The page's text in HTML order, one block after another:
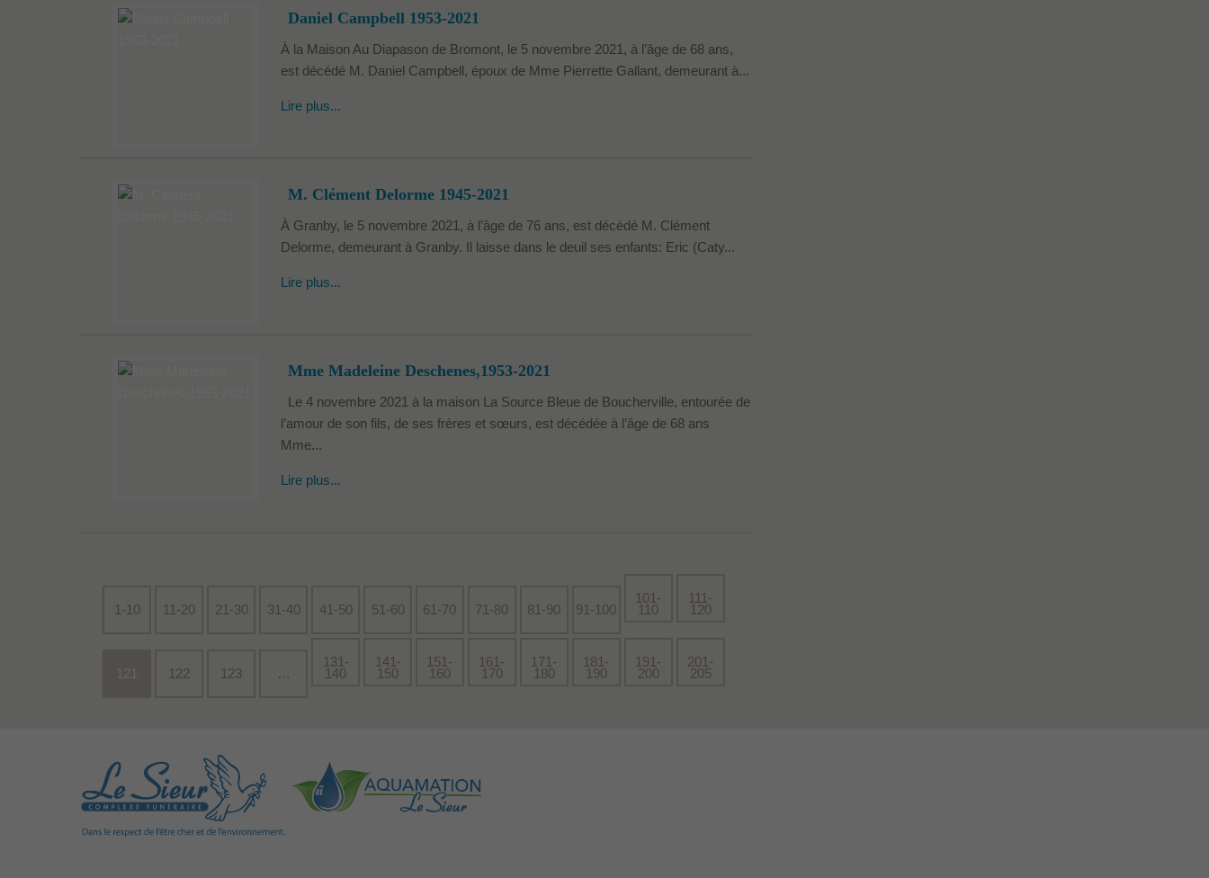
Daniel Campbell 1953-2021
À la Maison Au Diapason de Bromont, le 5 novembre 2021, à l’âge de 68 ans,
est décédé M. Daniel Campbell, époux de Mme Pierrette Gallant, demeurant à...
Lire plus...
M. Clément Delorme 1945-2021
À Granby, le 5 novembre 2021, à l’âge de 76 ans, est décédé M. Clément
Delorme, demeurant à Granby. Il laisse dans le deuil ses enfants: Eric (Caty...
Lire plus...
Mme Madeleine Deschenes,1953-2021
Le 4 novembre 2021 à la maison La Source Bleue de Boucherville, entourée de
l’amour de son fils, de ses frères et sœurs, est décédée à l’âge de 68 ans
Mme...
Lire plus...
1-10 11-20 21-30 31-40 41-50 51-60 61-70 71-80 81-90 91-100
101-
110
111-
120
121 122 123 …
131-
140
141-
150
151-
160
161-
170
171-
180
181-
190
191-
200
201-
205